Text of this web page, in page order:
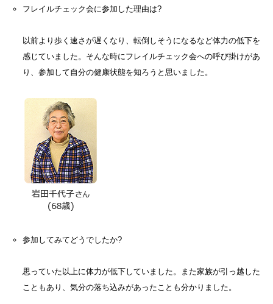
フレイルチェック会に参加した理由は?
以前より歩く速さが遅くなり、転倒しそうになるなど体力の低下を
感じていました。そんな時にフレイルチェック会への呼び掛けがあ
り、参加して自分の健康状態を知ろうと思いました。
参加してみてどうでしたか?
思っていた以上に体力が低下していました。また家族が引っ越した
こともあり、気分の落ち込みがあったことも分かりました。